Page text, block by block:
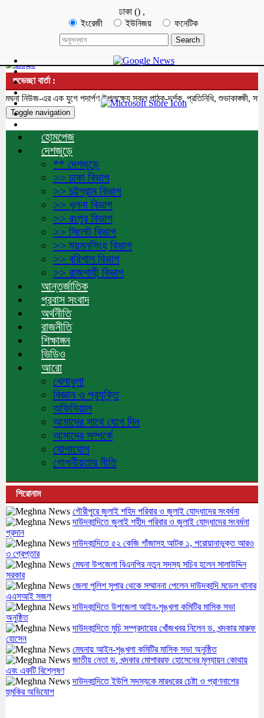
ঢাকা () ,
ইংরেজী
ইউনিজয় ফনেটিক
শুভেচ্ছা বার্তা :
নিউজ-এর এক যুগে পদার্পণ উপলক্ষ্যে সকল পাঠক-দর্শক, প্রতিনিধি, শুভাকাঙ্ক্ষী,
Toggle navigation
হোমপেজ
দেশজুড়ে
** দেশজুড়ে
>> ঢাকা বিভাগ
>> চট্টগ্রাম বিভাগ
>> খুলনা বিভাগ
>> রংপুর বিভাগ
>> সিলেট বিভাগ
>> ময়মনসিংহ বিভাগ
>> বরিশাল বিভাগ
>> রাজশাহী বিভাগ
আন্তর্জাতিক
প্রবাস সংবাদ
অর্থনীতি
রাজনীতি
শিক্ষাঙ্গন
ভিডিও
আরো
খেলাধুলা
বিজ্ঞান ও প্রযুক্তি
অফিসিয়াল
আমাদের সাথে যোগ দিন
আমাদের সম্পর্কে
যোগাযোগ
গোপনীয়তার নীতি
শিরোনাম
গৌরীপুরে জুলাই শহিদ পরিবার ও জুলাই যোদ্ধাদের সংবর্ধনা
দাউদকান্দিতে জুলাই শহীদ পরিবার ও জুলাই যোদ্ধাদের সংবর্ধনা
প্রদান
দাউদকান্দিতে ৫২ কেজি গাঁজাসহ আটক ১, পরোয়ানাভুক্ত আরও
৩ গ্রেপ্তার
মেঘনা উপজেলা বিএনপির নতুন সদস্য সচিব হলেন সালাউদ্দিন
সরকার
জেলা পুলিশ সুপার থেকে সম্মাননা পেলেন দাউদকান্দি মডেল থানার
এএসআই সজল
দাউদকান্দিতে উপজেলা আইন-শৃঙ্খলা কমিটির মাসিক সভা
অনুষ্ঠিত
দাউদকান্দিতে মুচি সম্প্রদায়ের খোঁজখবর নিলেন ড. খন্দকার মারুফ
হোসেন
মেঘনায় আইন-শৃঙ্খলা কমিটির মাসিক সভা অনুষ্ঠিত
জাতীয় নেতা ড. খন্দকার মোশাররফ হোসেনের মূল্যায়ন কোথায়
এবং একটি বিশ্লেষণ
দাউদকান্দিতে ইউপি সদস্যকে মারধরের চেষ্টা ও প্রাণনাশের
হুমকির অভিযোগ